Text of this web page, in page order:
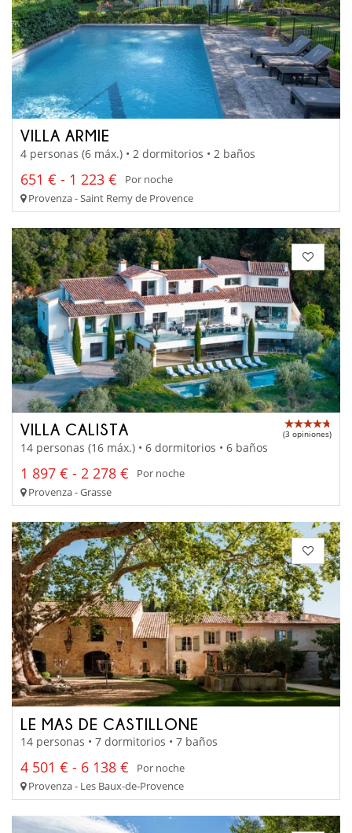
VILLA ARMIE
4 personas (6 máx.) • 2 dormitorios • 2 baños
651 € - 1 223 €
Por noche
Provenza - Saint Remy de Provence
VILLA CALISTA (3 opiniones)
14 personas (16 máx.) • 6 dormitorios • 6 baños
1 897 € - 2 278 €
Por noche
Provenza - Grasse
LE MAS DE CASTILLONE
14 personas • 7 dormitorios • 7 baños
4 501 € - 6 138 €
Por noche
Provenza - Les Baux-de-Provence